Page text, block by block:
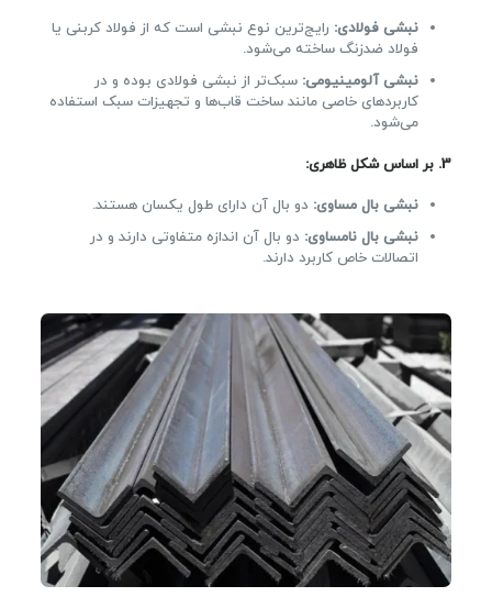
نبشی فولادی: رایج‌ترین نوع نبشی است که از فولاد کربنی یا
فولاد ضدزنگ ساخته می‌شود.
نبشی آلومینیومی: سبک‌تر از نبشی فولادی بوده و در
کاربردهای خاصی مانند ساخت قاب‌ها و تجهیزات سبک استفاده
می‌شود.
3. بر اساس شکل ظاهری:
نبشی بال مساوی: دو بال آن دارای طول یکسان هستند.
نبشی بال نامساوی: دو بال آن اندازه متفاوتی دارند و در
اتصالات خاص کاربرد دارند.